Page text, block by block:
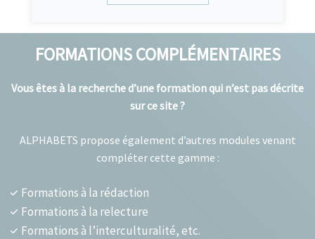
FORMATIONS COMPLÉMENTAIRES
Vous êtes à la recherche d’une formation qui n’est pas décrite
sur ce site ?
ALPHABETS propose également d’autres modules venant
compléter cette gamme :
Formations à la rédaction
Formations à la relecture
Formations à l’interculturalité, etc.